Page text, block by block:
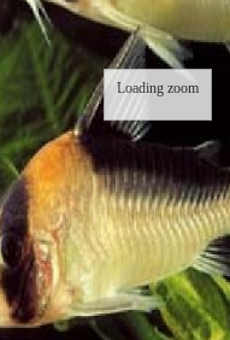
Loading zoom